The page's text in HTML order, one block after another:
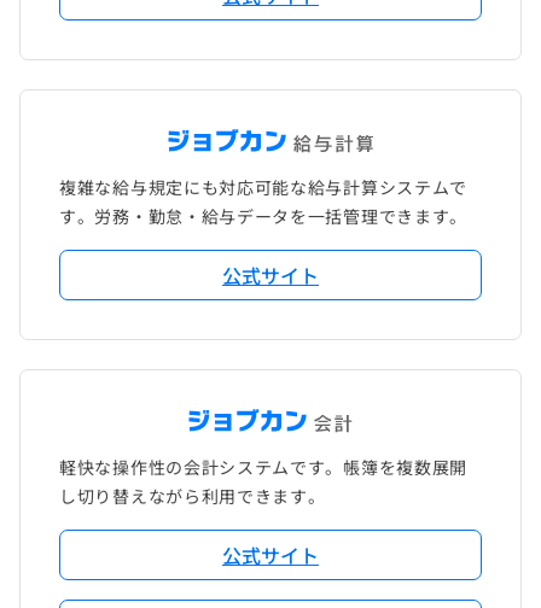
複雑な給与規定にも対応可能な給与計算システムで
す。労務・勤怠・給与データを一括管理できます。
公式サイト
軽快な操作性の会計システムです。帳簿を複数展開
し切り替えながら利用できます。
公式サイト